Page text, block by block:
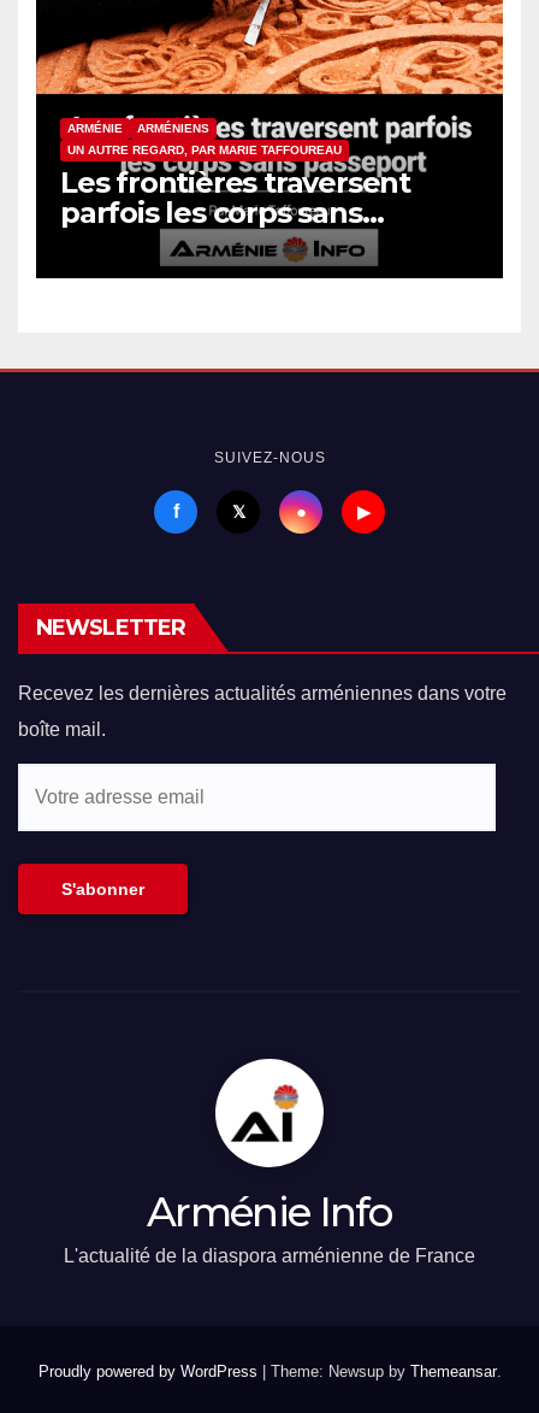
ARMÉNIE
ARMÉNIENS
UN AUTRE REGARD, PAR MARIE TAFFOUREAU
Les frontières traversent
parfois les corps sans
passeport
SUIVEZ-NOUS
f 𝕏 ● ▶
NEWSLETTER
Recevez les dernières actualités arméniennes dans votre
boîte mail.
S'abonner
Arménie Info
L'actualité de la diaspora arménienne de France
Proudly powered by WordPress Theme: Newsup by Themeansar.